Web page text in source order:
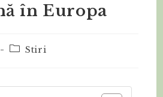
în Europa
Stiri